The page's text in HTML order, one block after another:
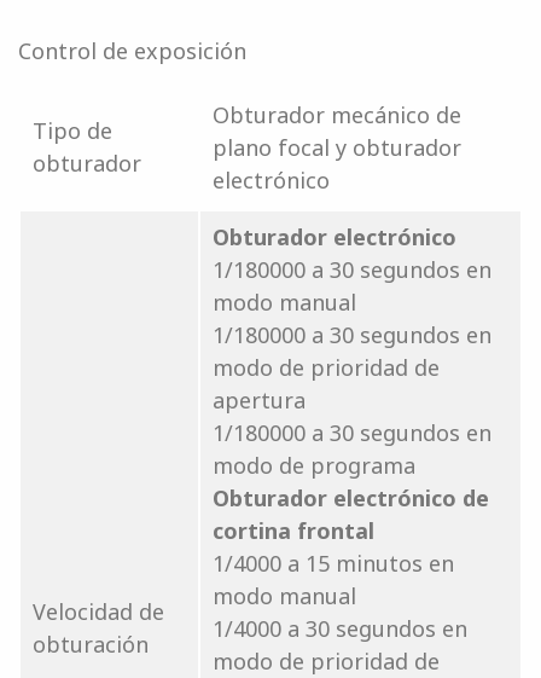
Control de exposición
Tipo de
obturador
Obturador mecánico de
plano focal y obturador
electrónico
Velocidad de
obturación
Obturador electrónico
1/180000 a 30 segundos en
modo manual
1/180000 a 30 segundos en
modo de prioridad de
apertura
1/180000 a 30 segundos en
modo de programa
Obturador electrónico de
cortina frontal
1/4000 a 15 minutos en
modo manual
1/4000 a 30 segundos en
modo de prioridad de